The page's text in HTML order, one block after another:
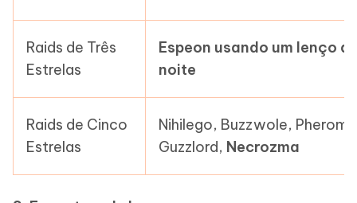
Raids de Três
Estrelas
Espeon usando um lenço
noite
Raids de Cinco
Estrelas
Nihilego, Buzzwole,
Guzzlord, Necrozma